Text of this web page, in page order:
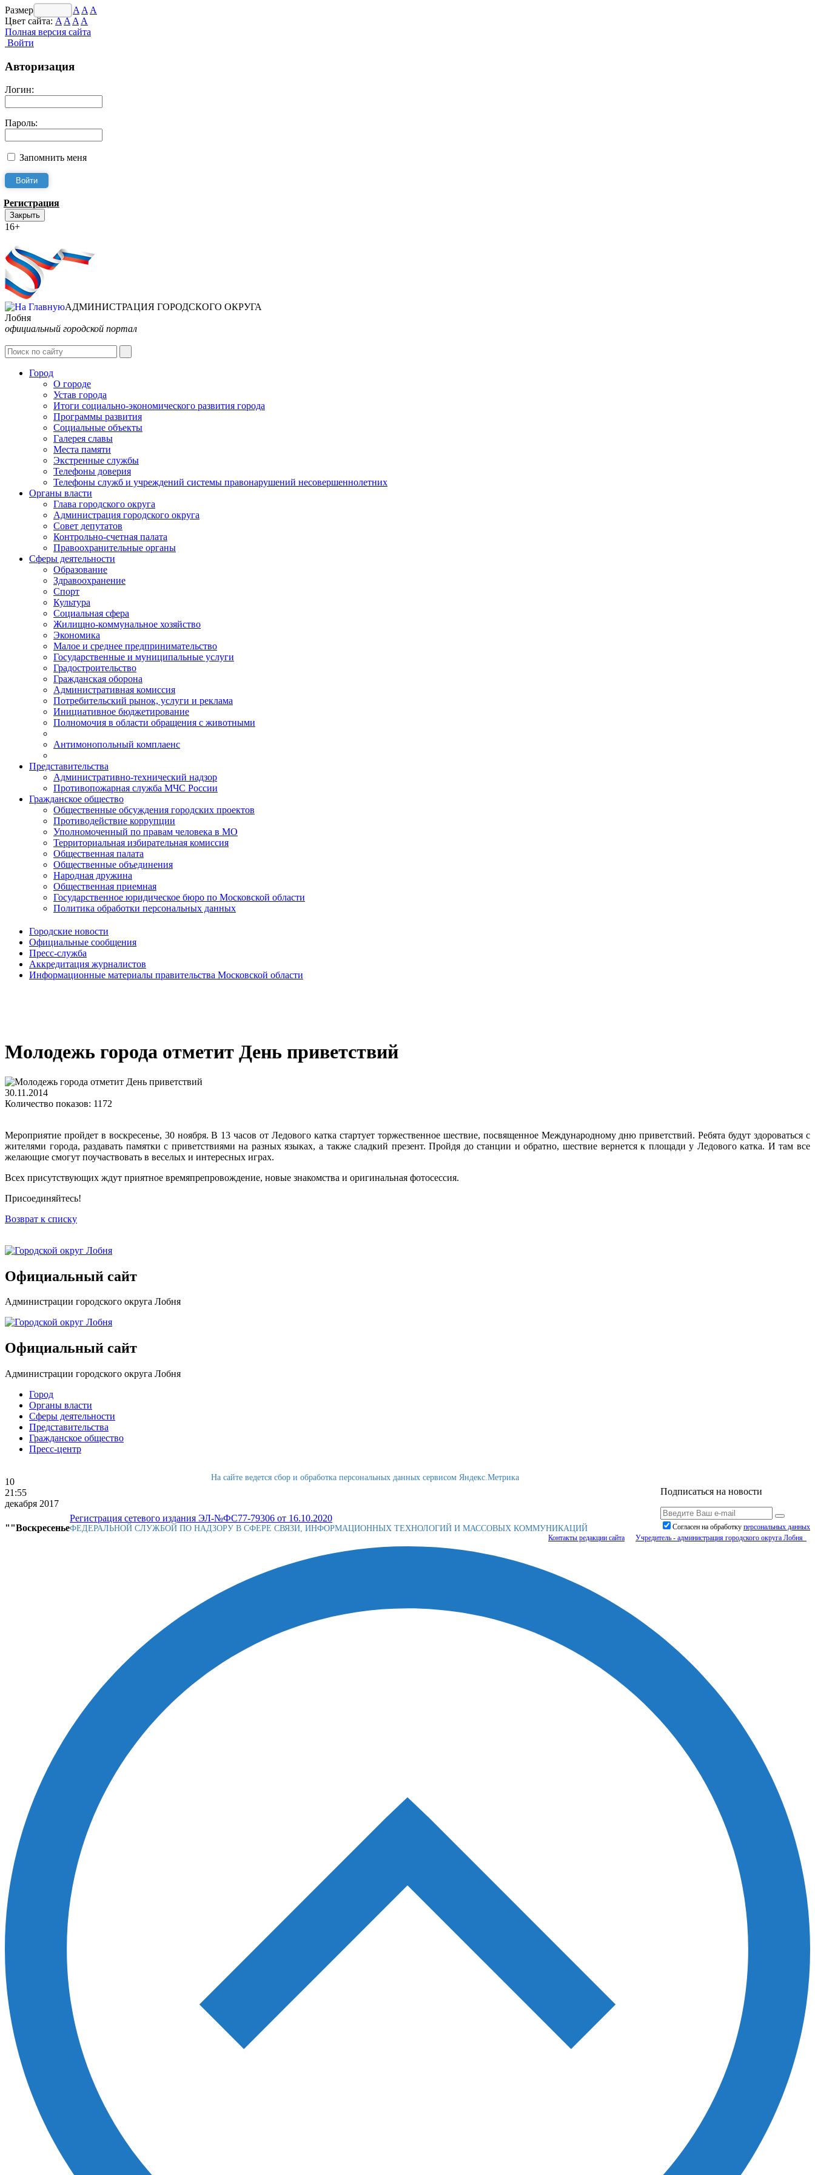
Размер шрифта: A A A
Цвет сайта:AA A A
Полная версия сайта
Войти
Авторизация
Логин:
Пароль:
Запомнить меня
Регистрация
Закрыть
16+
АДМИНИСТРАЦИЯ ГОРОДСКОГО ОКРУГА
Лобня
официальный городской портал
Город
О городе
Устав города
Итоги социально-экономического развития города
Программы развития
Социальные объекты
Галерея славы
Места памяти
Экстренные службы
Телефоны доверия
Телефоны служб и учреждений системы правонарушений несовершеннолетних
Органы власти
Глава городского округа
Администрация городcкого округа
Совет депутатов
Контрольно-счетная палата
Правоохранительные органы
Сферы деятельности
Образование
Здравоохранение
Спорт
Культура
Социальная сфера
Жилищно-коммунальное хозяйство
Экономика
Малое и среднее предпринимательство
Государственные и муниципальные услуги
Градостроительство
Гражданская оборона
Административная комиссия
Потребительский рынок, услуги и реклама
Инициативное бюджетирование
Полномочия в области обращения с животными
Антимонопольный комплаенс
Представительства
Административно-технический надзор
Противопожарная служба МЧС России
Гражданское общество
Общественные обсуждения городских проектов
Противодействие коррупции
Уполномоченный по правам человека в МО
Территориальная избирательная комиссия
Общественная палата
Общественные объединения
Народная дружина
Общественная приемная
Государственное юридическое бюро по Московской области
Политика обработки персональных данных
Городские новости
Официальные сообщения
Пресс-служба
Аккредитация журналистов
Информационные материалы правительства Московской области
Молодежь города отметит День приветствий
30.11.2014
Количество показов: 1172
Мероприятие пройдет в воскресенье, 30 ноября. В 13 часов от Ледового катка стартует торжественное шествие, посвященное Международному дню приветствий. Ребята будут здороваться с
жителями города, раздавать памятки с приветствиями на разных языках, а также сладкий презент. Пройдя до станции и обратно, шествие вернется к площади у Ледового катка. И там все
желающие смогут поучаствовать в веселых и интересных играх.
Всех присутствующих ждут приятное времяпрепровождение, новые знакомства и оригинальная фотосессия.
Присоединяйтесь!
Возврат к списку
Официальный сайт
Администрации городского округа Лобня
Официальный сайт
Администрации городского округа Лобня
Город
Органы власти
Сферы деятельности
Представительства
Гражданское общество
Пресс-центр
10
21:55
декабря 2017
""Воскресенье
Подписаться на новости
Согласен на обработку персональныx данных
На сайте ведется сбор и обработка персональных данных сервисом Яндекс.Метрика
Регистрация сетевого издания ЭЛ-№ФС77-79306 от 16.10.2020
ФЕДЕРАЛЬНОЙ СЛУЖБОЙ ПО НАДЗОРУ В СФЕРЕ СВЯЗИ, ИНФОРМАЦИОННЫХ ТЕХНОЛОГИЙ И МАССОВЫХ КОММУНИКАЦИЙ
Контакты редакции сайта Учредитель - администрация городского округа Лобня